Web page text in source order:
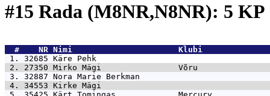
#15 Rada (M8NR,N8NR): 5
  #    NR
Nimi                      Klubi
1. 32685 Käre Pehk
2. 27350 Mirko Mägi                Võru
3. 32887 Nora Marie Berkman
4. 34553 Kirke Mägi